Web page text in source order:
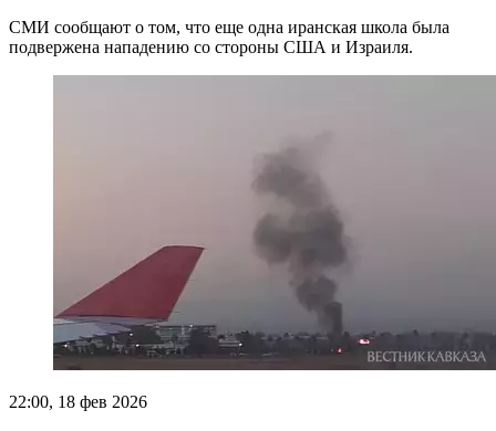
СМИ сообщают о том, что еще одна иранская школа была
подвержена нападению со стороны США и Израиля.
22:00, 18 фев 2026